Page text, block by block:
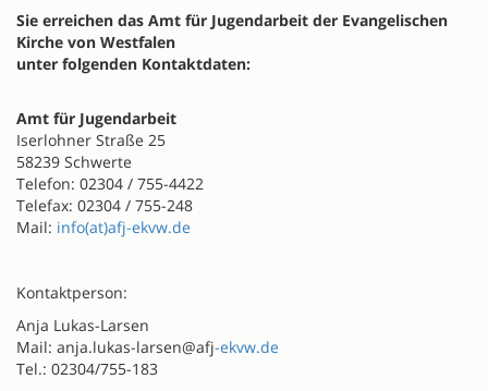
Sie erreichen das Amt für Jugendarbeit der Evangelischen
Kirche von Westfalen
unter folgenden Kontaktdaten:
Amt für Jugendarbeit
Iserlohner Straße 25
58239 Schwerte
Telefon: 02304 / 755-4422
Telefax: 02304 / 755-248
Mail: info(at)afj-ekvw.de
Kontaktperson:
Anja Lukas-Larsen
Mail: anja.lukas-larsen@afj-ekvw.de
Tel.: 02304/755-183